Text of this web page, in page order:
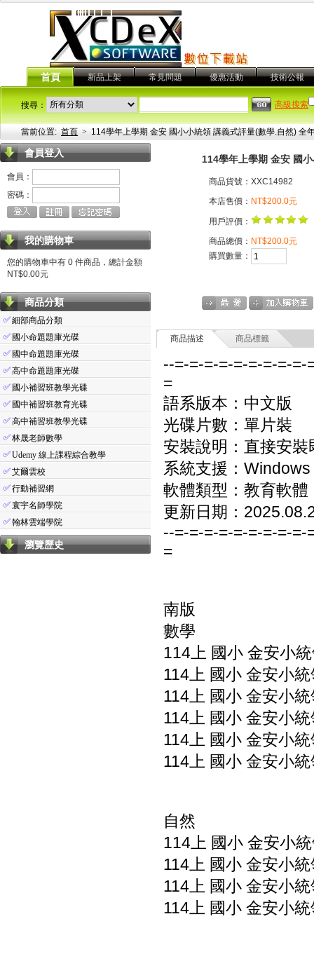
首頁 新品上架 常見問題 優惠活動 技術公報
搜尋： 高級搜索
當前位置: 首頁 > 114學年上學期 金安 國小小統領 講義式評量(數學.自然) 全
會員登入
會員：
密碼：
我的購物車
您的購物車中有 0 件商品，總計金額
NT$0.00元
商品分類
✅細部商品分類
✅ 國小命題題庫光碟
✅ 國中命題題庫光碟
✅高中命題題庫光碟
✅ 國小補習班教學光碟
✅ 國中補習班教育光碟
✅高中補習班教學光碟
✅林晟老師數學
✅Udemy 線上課程綜合教學
✅艾爾雲校
✅行動補習網
✅寰宇名師學院
✅翰林雲端學院
瀏覽歷史
114學年上學期 金安 國
商品貨號：XXC14982
本店售價： NT$200.0元
用戶評價：
商品總價： NT$200.0元
購買數量：
商品描述 商品標籤
--=-=-=-=-=-=-=-=-=-
=
語系版本：中文版
光碟片數：單片裝
安裝說明：直接安裝
系統支援：
軟體類型：教育軟體
更新日期：
--=-=-=-=-=-=-=-=-=-
=
南版
數學
114上 國小 金安小
114上 國小 金安小
114上 國小 金安小
114上 國小 金安小
114上 國小 金安小
114上 國小 金安小
自然
114上 國小 金安小
114上 國小 金安小
114上 國小 金安小
114上 國小 金安小